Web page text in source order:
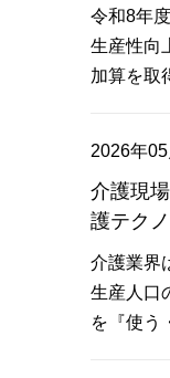
令和8年
生産性向
加算を
2026年05
介護現
護テク
介護業界
生産人口
を『使う